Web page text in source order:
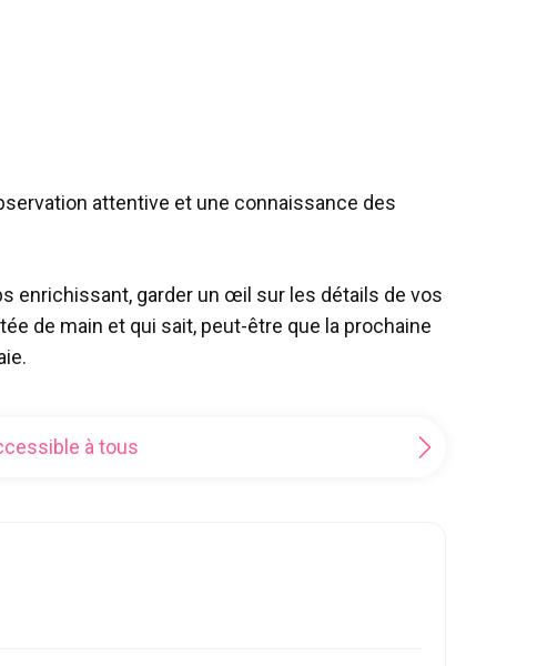
attentive et une connaissance des
enrichissant, garder un œil sur les détails de vos
de main et qui sait, peut-être que la prochaine
à tous